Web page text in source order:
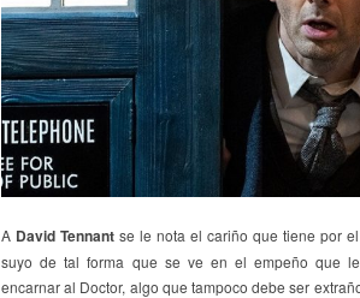
A David Tennant se le nota el cariño que tiene por
suyo de tal forma que se ve en el empeño que
encarnar al Doctor, algo que tampoco debe ser